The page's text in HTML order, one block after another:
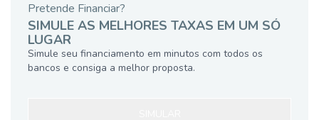
Pretende Financiar?
SIMULE AS MELHORES TAXAS EM UM SÓ
LUGAR
Simule seu financiamento em minutos com todos os
bancos e consiga a melhor proposta.